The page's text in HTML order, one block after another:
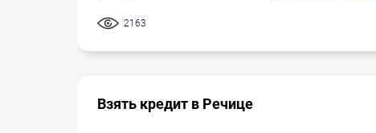
2163
Взять кредит в Речице